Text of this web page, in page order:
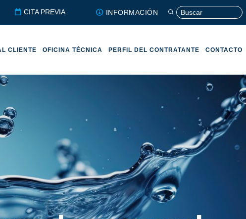
CITA PREVIA INFORMACIÓN
CLIENTE OFICINA TÉCNICA PERFIL DEL CONTRATANTE CONTACTO